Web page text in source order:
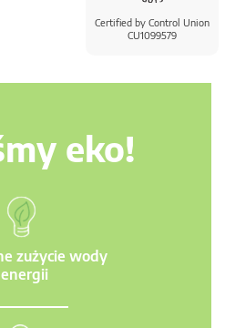
Certified by Control Union
CU1099579
eko!
zużycie wody